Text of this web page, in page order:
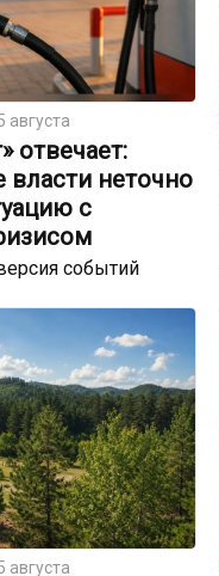
августа
отвечает:
власти неточно
с
событий
августа